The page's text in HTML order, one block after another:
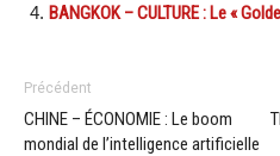
BANGKOK – CULTURE : Le «
Précédent
CHINE – ÉCONOMIE : Le boom
mondial de l’intelligence artificielle